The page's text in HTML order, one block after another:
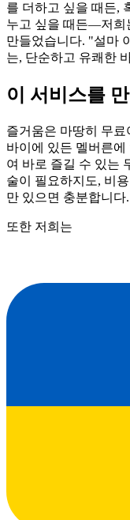
를 더하고 싶을 때든,
누고 싶을 때든—저희
만들었습니다. "설마
는, 단순하고 유쾌한
이 서비스를
즐거움은 마땅히 무
바이에 있든 멜버른
여 바로 즐길 수 있는
술이 필요하지도, 비
만 있으면 충분합니다.
또한 저희는